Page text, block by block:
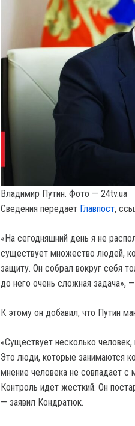
Владимир Путин. Фото — 24tv.ua
Сведения передает Главпост,
«На сегодняшний день я не
существует множество людей,
защиту. Он собрал вокруг себя
до него очень сложная задача»,
К этому он добавил, что Путин
«Существует несколько
Это люди, которые занимаются
мнение человека не совпадает
Контроль идет жесткий. Он
— заявил Кондратюк.